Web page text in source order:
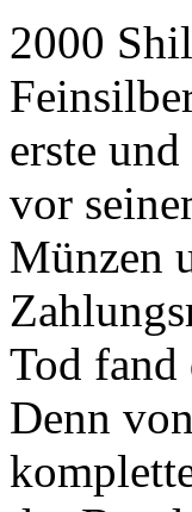
2000
erste
vor
Münzen
Tod fand
Denn